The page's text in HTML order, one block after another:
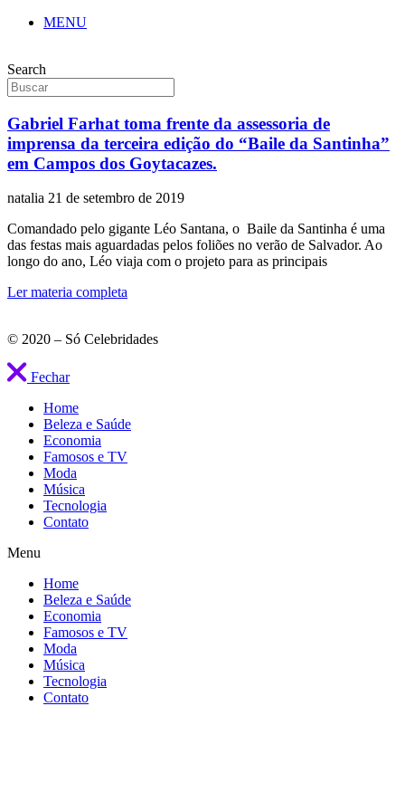
MENU
Search
Gabriel Farhat toma frente da assessoria de
imprensa da terceira edição do “Baile da Santinha”
em Campos dos Goytacazes.
natalia 21 de setembro de 2019
Comandado pelo gigante Léo Santana, o Baile da Santinha é uma
das festas mais aguardadas pelos foliões no verão de Salvador. Ao
longo do ano, Léo viaja com o projeto para as principais
Ler materia completa
© 2020 – Só Celebridades
Fechar
Home
Beleza e Saúde
Economia
Famosos e TV
Moda
Música
Tecnologia
Contato
Menu
Home
Beleza e Saúde
Economia
Famosos e TV
Moda
Música
Tecnologia
Contato